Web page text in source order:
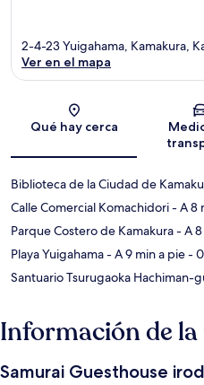
2-4-23 Yuigahama, Kamakura,
Ver en el mapa
Qué hay cerca
Biblioteca de la Ciudad de
Calle Comercial Komachidori- A 8
Parque Costero de Kamakura- A
Playa Yuigahama- A 9 min a pie-
Santuario Tsurugaoka Hachiman-
Información de
Samurai Guesthouse